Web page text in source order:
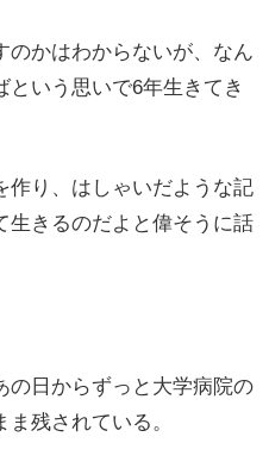
のかはわからないが、なん
という思いで6年生きてき
作り、はしゃいだような記
生きるのだよと偉そうに話
の日からずっと大学病院の
残されている。